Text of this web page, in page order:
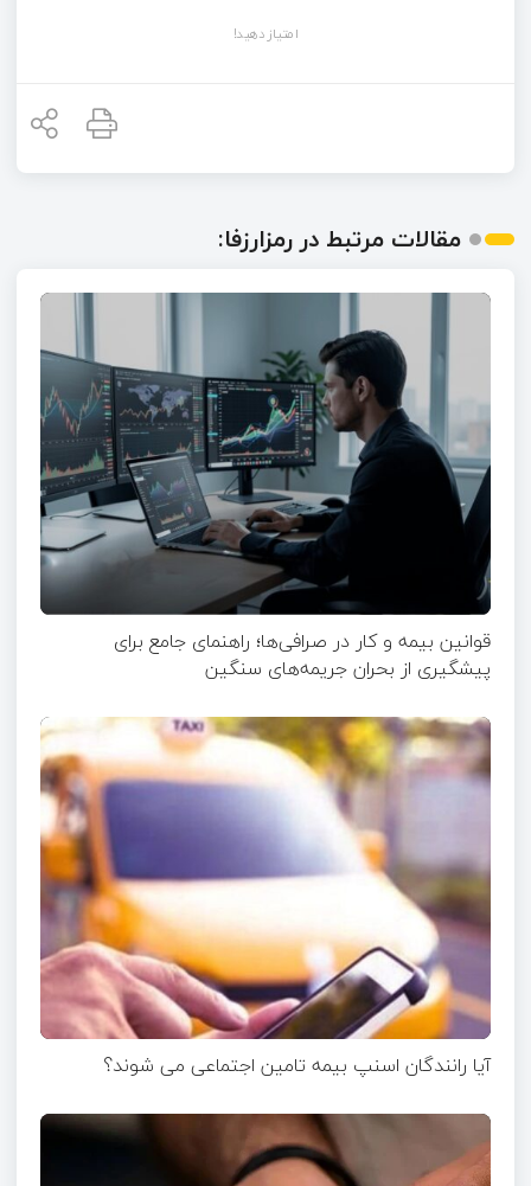
امتیاز دهید!
مقالات مرتبط در رمزارزفا:
قوانین بیمه و کار در صرافی‌ها؛ راهنمای جامع برای
پیشگیری از بحران جریمه‌های سنگین
آیا رانندگان اسنپ بیمه تامین اجتماعی می شوند؟